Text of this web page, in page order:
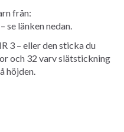
från:
länken nedan.
3 – eller den sticka du
och 32 varv slätstickning
höjden.